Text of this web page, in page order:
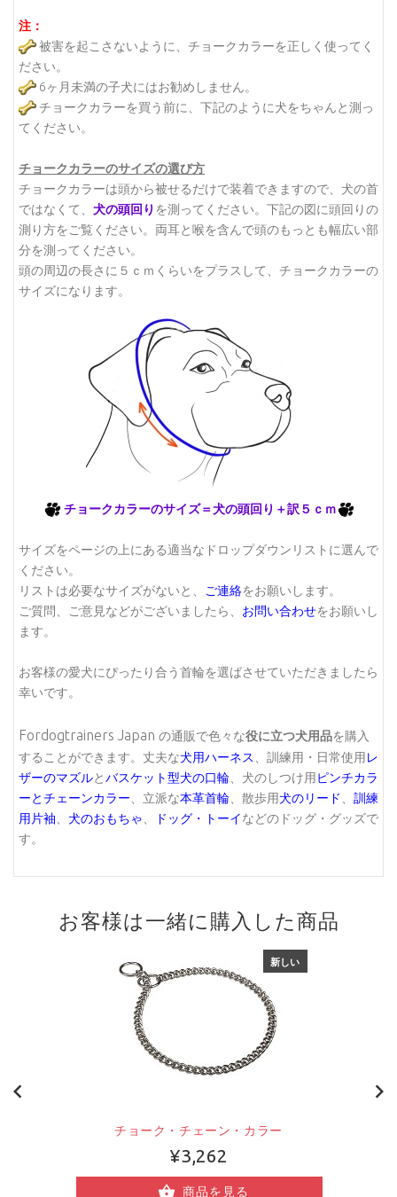
注：
被害を起こさないように、チョークカラーを正しく使ってく
ださい。
6ヶ月未満の子犬にはお勧めしません。
チョークカラーを買う前に、下記のように犬をちゃんと測っ
てください。
チョークカラーのサイズの選び方
チョークカラーは頭から被せるだけで装着できますので、犬の首
ではなくて、 犬の頭回り を測ってください。下記の図に頭回りの
測り方をご覧ください。 両耳と喉を含んで頭のもっとも幅広い部
分を測ってください。
頭の周辺の長さに５ｃｍくらいをプラスして、チョークカラーの
サイズになります。
チョークカラーのサイズ＝犬の頭回り＋訳５ｃｍ
サイズをページの上にある適当なドロップダウンリストに選んで
ください。
リストは必要なサイズがないと、
ご連絡をお願いします。
ご質問、ご意見などがございましたら、 お問い合わせをお願いし
ます。
お客様の愛犬にぴったり合う首輪を選ばさせていただきましたら
幸いです。
Fordogtrainers Japan の通販で色々な役に立つ犬用品を購入
することができます。丈夫な犬用ハーネス 、訓練用・日常使用 レ
ザーのマズルとバスケット型犬の口輪 、犬のしつけ用 ピンチカラ
ーとチェーンカラー 、立派な本革首輪 、散歩用犬のリード
訓練
用片袖
犬のおもちゃ ドッグ・トーイなどのドッグ・グッズで
す。
お客様は一緒に購入した商品
新しい
チョーク・チェーン・カラー
¥3,262
商品を見る